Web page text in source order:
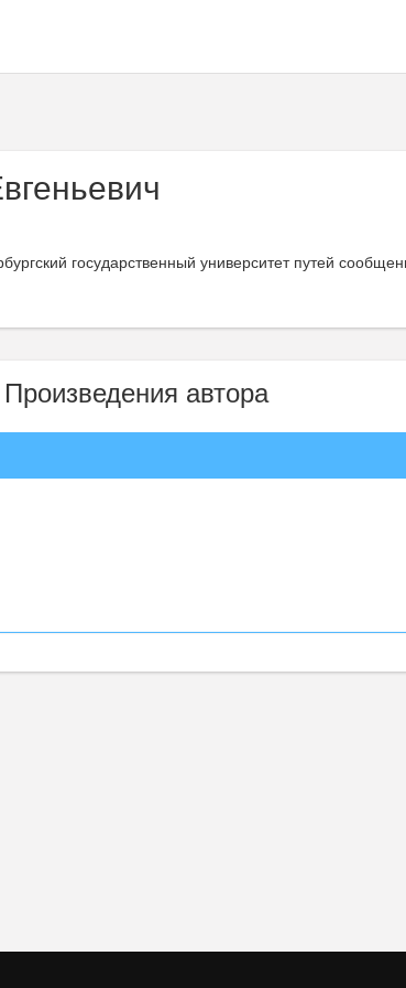
государственный университет путей
Произведения автора